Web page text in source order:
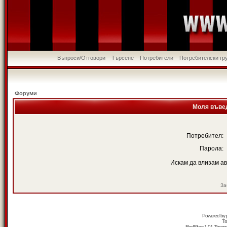
Въпроси/Отговори Търсене Потребители Потребителски
Форуми
Моля
Потребител:
Парола:
Искам да влизам
Powered by